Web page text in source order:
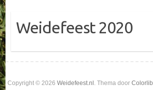
Weidefeest 2020
Copyright © 2026 Weidefeest.nl . Thema door Colorlib